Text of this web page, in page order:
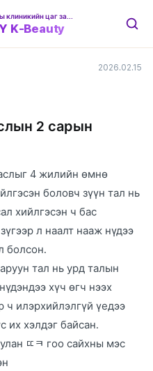
K-Beauty
2026.02.15
2 сарын
4 жилийн өмнө
боловч зүүн тал нь
хийлгэсэн ч бас
л наалт нааж нүдээ
болсон.
тал нь урд талын
хүч өгч нээх
ч илэрхийлэлгүй үедээ
их хэлдэг байсан.
ㄸㅋ гоо сайхны мэс